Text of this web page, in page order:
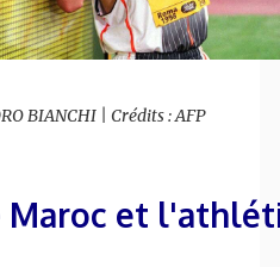
BIANCHI | Crédits : AFP
Maroc et